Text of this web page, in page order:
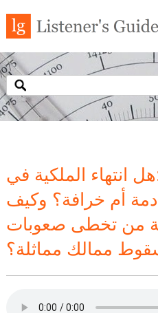
انتهاء الملكية في
أم خرافة؟ وكيف
من تخطى صعوبات
‏ممالك مماثلة؟